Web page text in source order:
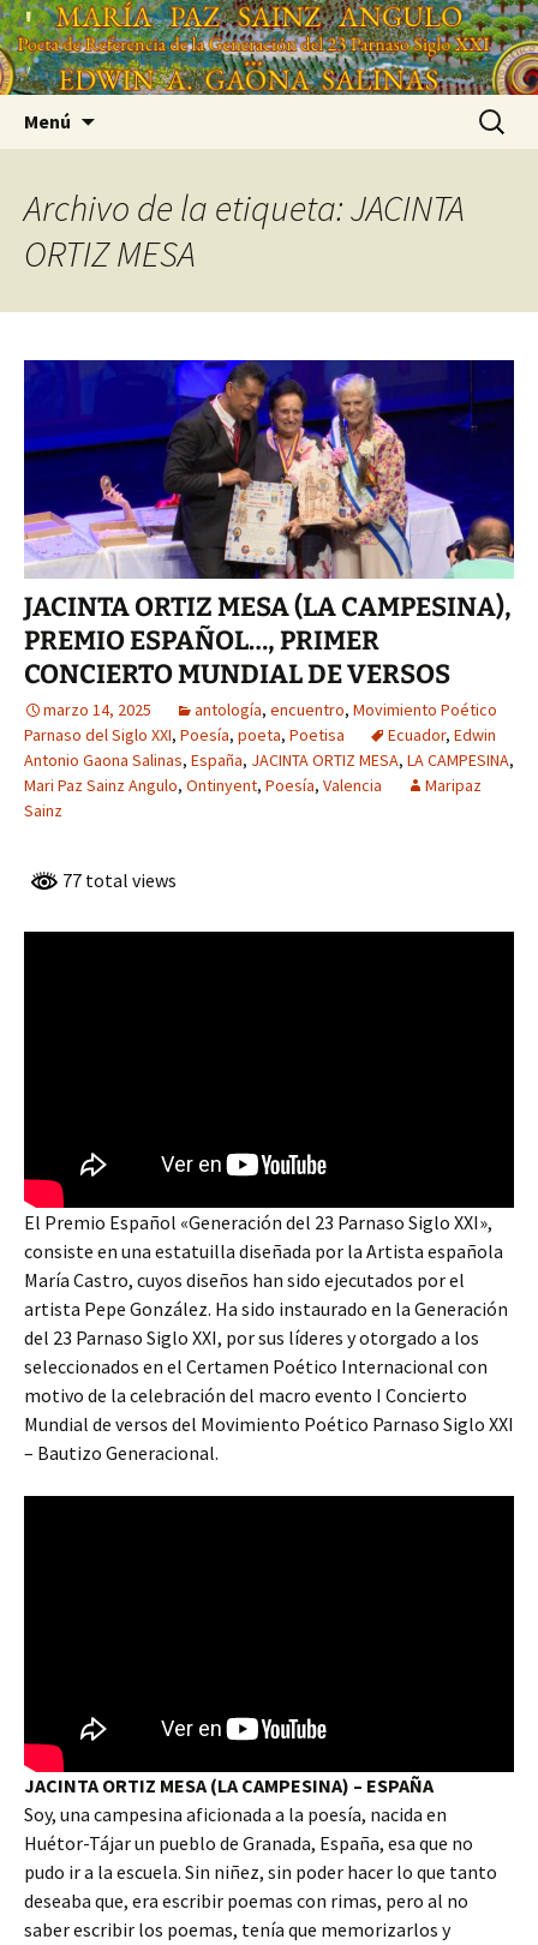
Saltar
al
contenido
'
'
Menú Buscar:
Archivo de la etiqueta: JACINTA
ORTIZ MESA
JACINTA ORTIZ MESA (LA CAMPESINA),
PREMIO ESPAÑOL…, PRIMER
CONCIERTO MUNDIAL DE VERSOS
marzo 14, 2025 antología, encuentro, Movimiento Poético
Parnaso del Siglo XXI, Poesía, poeta, Poetisa Ecuador, Edwin
Antonio Gaona Salinas, España, JACINTA ORTIZ MESA, LA CAMPESINA,
Mari Paz Sainz Angulo, Ontinyent, Poesía, Valencia
Maripaz
Sainz
77 total views
El Premio Español «Generación del 23 Parnaso Siglo XXI»,
consiste en una estatuilla diseñada por la Artista española
María Castro, cuyos diseños han sido ejecutados por el
artista Pepe González. Ha sido instaurado en la Generación
del 23 Parnaso Siglo XXI, por sus líderes y otorgado a los
seleccionados en el Certamen Poético Internacional con
motivo de la celebración del macro evento I Concierto
Mundial de versos del Movimiento Poético Parnaso Siglo XXI
– Bautizo Generacional.
JACINTA ORTIZ MESA (LA CAMPESINA) – ESPAÑA
Soy, una campesina aficionada a la poesía, nacida en
Huétor-Tájar un pueblo de Granada, España, esa que no
pudo ir a la escuela. Sin niñez, sin poder hacer lo que tanto
deseaba que, era escribir poemas con rimas, pero al no
saber escribir los poemas, tenía que memorizarlos y